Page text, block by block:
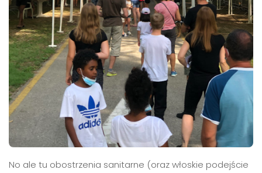
No ale tu obostrzenia sanitarne (oraz włoskie podejście